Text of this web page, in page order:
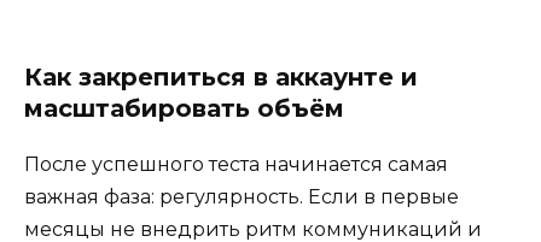
Как закрепиться в аккаунте и
масштабировать объём
После успешного теста начинается самая
важная фаза: регулярность. Если в первые
месяцы не внедрить ритм коммуникаций и